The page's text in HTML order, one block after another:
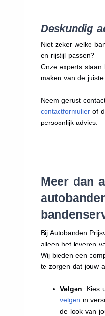
Deskundig
Niet zeker welke
en rijstijl passen?
Onze experts
maken van de juiste
Neem gerust
contactformulierof
persoonlijk advies.
Meer dan
Bij Autobanden
alleen het leveren
Wij bieden een
te zorgen dat jouw
Velgen: Kies
velgen in
de look van